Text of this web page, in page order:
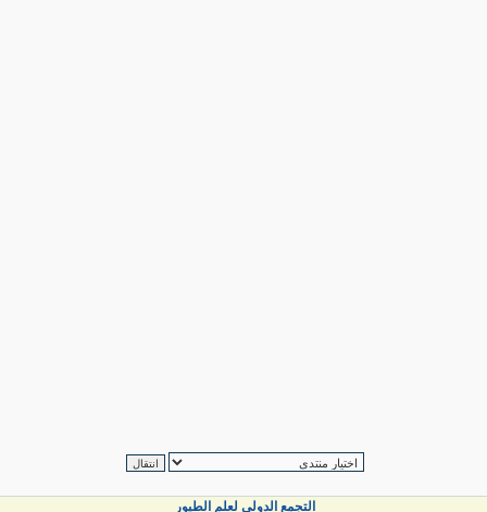
التجمع الدولي لعلم الطيور